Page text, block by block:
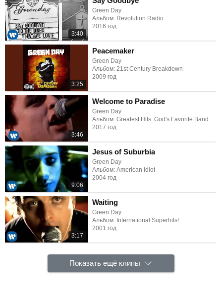
3:40
Green Day
Альбом: Revolution Radio
2016 год
3:25
Peacemaker
Green Day
Альбом: 21st Century Breakdown
2009 год
3:46
Welcome to Paradise
Green Day
Альбом: Greatest Hits: God's Favorite Band
2017 год
9:06
Jesus of Suburbia
Green Day
Альбом: American Idiot
2004 год
3:17
Waiting
Green Day
Альбом: International Superhits!
2001 год
Показать ещё клипы